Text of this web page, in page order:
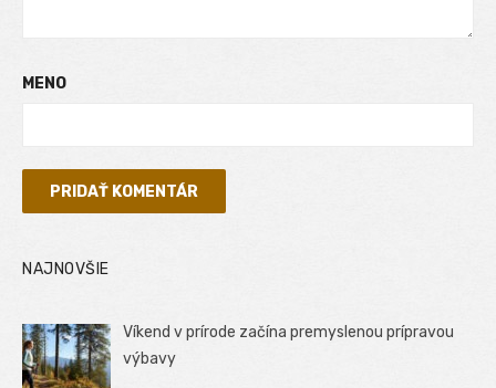
MENO
NAJNOVŠIE
Víkend v prírode začína premyslenou prípravou
výbavy